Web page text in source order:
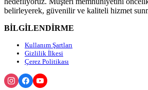
belirleyerek, güvenilir ve kaliteli hizmet
BİLGİLENDİRME
Kullanım Şartları
Gizlilik İlkesi
Çerez Politikası